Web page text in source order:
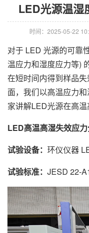
LED光源温湿
时间：2025-05-22
对于 LED 光源的可靠
温应力和湿度应力等)
在短时间内得到样品
面，我们以高温应力
家讲解LED光源在高温
LED高温高湿失效应力
试验设备： 环仪仪器
试验标准： JESD 22-